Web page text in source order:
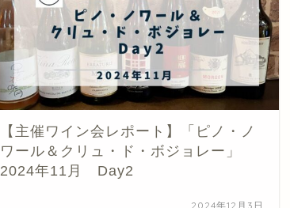
【主催ワイン会レポート】「ピノ・ノ
ワール＆クリュ・ド・ボジョレー」
2024年11月 Day2
2024年12月3日